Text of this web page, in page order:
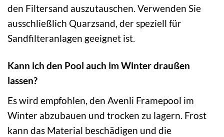
den Filtersand auszutauschen. Verwenden Sie
ausschließlich Quarzsand, der speziell für
Sandfilteranlagen geeignet ist.
Kann ich den Pool auch im Winter draußen
lassen?
Es wird empfohlen, den Avenli Framepool im
Winter abzubauen und trocken zu lagern. Frost
kann das Material beschädigen und die